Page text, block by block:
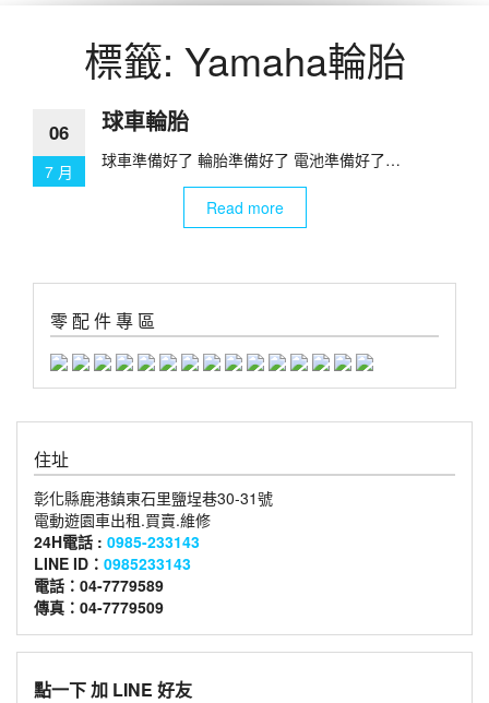
標籤: Yamaha輪胎
06
7 月
球車輪胎
球車準備好了 輪胎準備好了 電池準備好了…
Read more
零 配 件 專 區
住址
彰化縣鹿港鎮東石里鹽埕巷30-31號
電動遊園車出租.買賣.維修
24H電話 : 0985-233143
LINE ID： 0985233143
電話：04-7779589
傳真：04-7779509
點一下 加 LINE 好友